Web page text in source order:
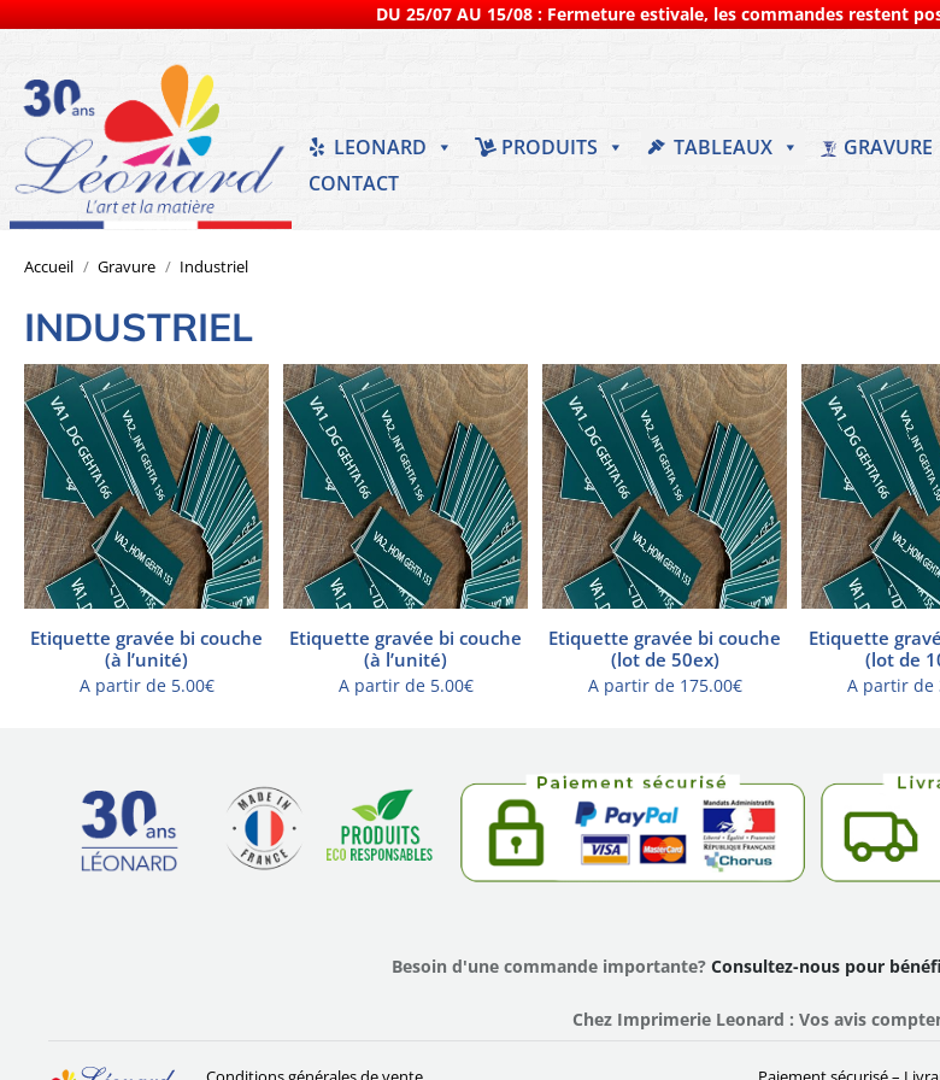
DU 25/07 AU 15/08 : Fermeture estivale, les commandes restent
LEONARD PRODUITS TABLEAUX GRAVURE
CONTACT
Industriel
Vous êtes ici :
Accueil Gravure Industriel
INDUSTRIEL
Etiquette gravée bi couche
(à l’unité)
A partir de 5.00€
Etiquette gravée bi couche
(à l’unité)
A partir de 5.00€
Etiquette gravée bi couche
(lot de 50ex)
A partir de 175.00€
Etiquette
(lot de
A partir de
Besoin d'une commande importante? Consultez-nous pour
Chez Imprimerie Leonard : Vos avis